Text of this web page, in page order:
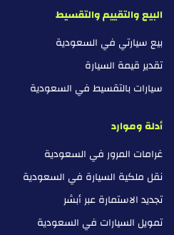
البيع والتقييم والتقسيط
بيع سيارتي في السعودية
تقدير قيمة السيارة
سيارات بالتقسيط في السعودية
أدلة وموارد
غرامات المرور في السعودية
نقل ملكية السيارة في السعودية
تجديد الاستمارة عبر أبشر
تمويل السيارات في السعودية